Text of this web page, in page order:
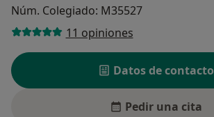
Núm. Colegiado: M35527
11 opiniones
Datos de contacto
Pedir una cita